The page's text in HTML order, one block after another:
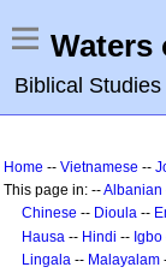
Waters
Biblical
Home -- Vietnamese --
This page in: --Albanian
Chinese -- Dioula --
Hausa -- Hindi -- Igbo
Lingala -- Malayalam